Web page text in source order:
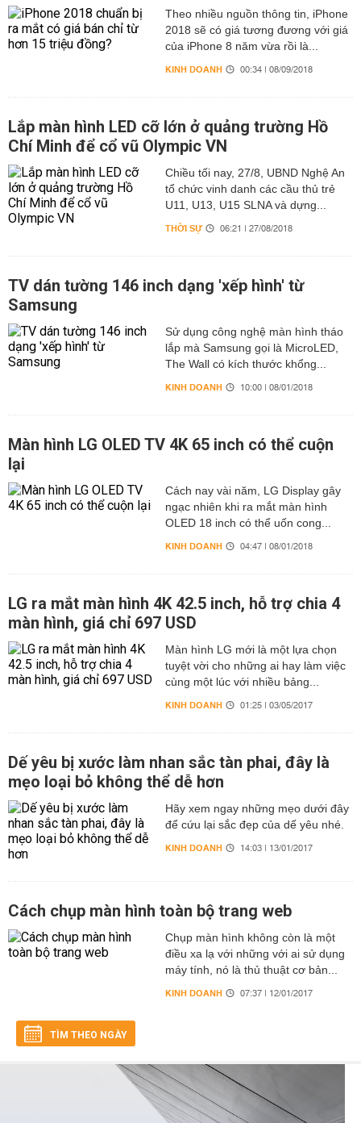
Theo nhiều nguồn thông tin, iPhone
2018 sẽ có giá tương đương với giá
của iPhone 8 năm vừa rồi là...
KINH DOANH 00:34 | 08/09/2018
Lắp màn hình LED cỡ lớn ở quảng trường Hồ
Chí Minh để cổ vũ Olympic VN
Chiều tối nay, 27/8, UBND Nghệ An
tổ chức vinh danh các cầu thủ trẻ
U11, U13, U15 SLNA và dựng...
THỜI SỰ 06:21 | 27/08/2018
TV dán tường 146 inch dạng 'xếp hình' từ
Samsung
Sử dụng công nghệ màn hình tháo
lắp mà Samsung gọi là MicroLED,
The Wall có kích thước khổng...
KINH DOANH 10:00 | 08/01/2018
Màn hình LG OLED TV 4K 65 inch có thể cuộn
lại
Cách nay vài năm, LG Display gây
ngạc nhiên khi ra mắt màn hình
OLED 18 inch có thể uốn cong...
KINH DOANH 04:47 | 08/01/2018
LG ra mắt màn hình 4K 42.5 inch, hỗ trợ chia 4
màn hình, giá chỉ 697 USD
Màn hình LG mới là một lựa chọn
tuyệt vời cho những ai hay làm việc
cùng một lúc với nhiều bảng...
KINH DOANH 01:25 | 03/05/2017
Dế yêu bị xước làm nhan sắc tàn phai, đây là
mẹo loại bỏ không thể dễ hơn
Hãy xem ngay những mẹo dưới đây
để cứu lại sắc đẹp của dế yêu nhé.
KINH DOANH 14:03 | 13/01/2017
Cách chụp màn hình toàn bộ trang web
Chụp màn hình không còn là một
điều xa lạ với những với ai sử dụng
máy tính, nó là thủ thuật cơ bản...
KINH DOANH 07:37 | 12/01/2017
TÌM THEO NGÀY